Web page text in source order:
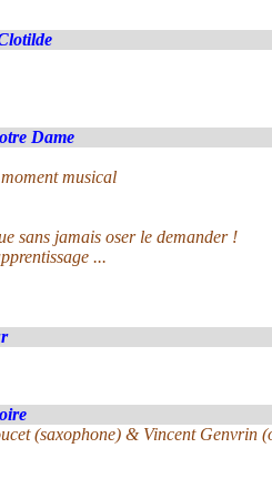
Dame
musical
sans jamais oser le demander !
...
(saxophone) & Vincent Genvrin